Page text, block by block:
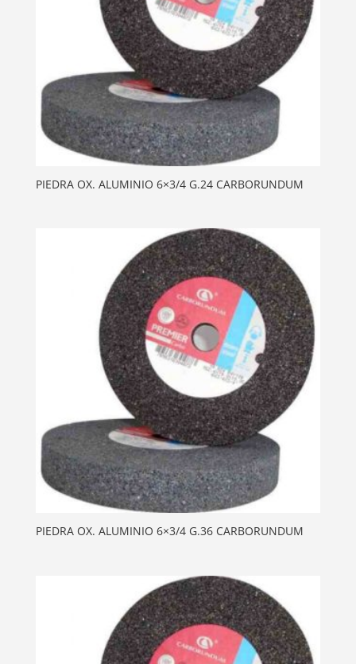
PIEDRA OX. ALUMINIO 6×3/4 G.24 CARBORUNDUM
PIEDRA OX. ALUMINIO 6×3/4 G.36 CARBORUNDUM